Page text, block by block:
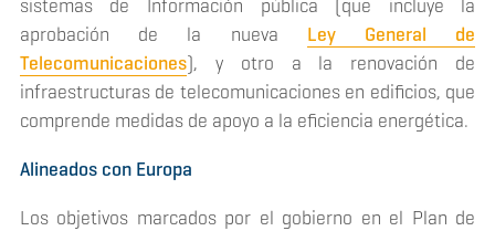
sistemas de Información pública (que incluye la
aprobación de la nueva Ley General de
Telecomunicaciones), y otro a la renovación de
infraestructuras de telecomunicaciones en edificios, que
comprende medidas de apoyo a la eficiencia energética.
Alineados con Europa
Los objetivos marcados por el gobierno en el Plan de